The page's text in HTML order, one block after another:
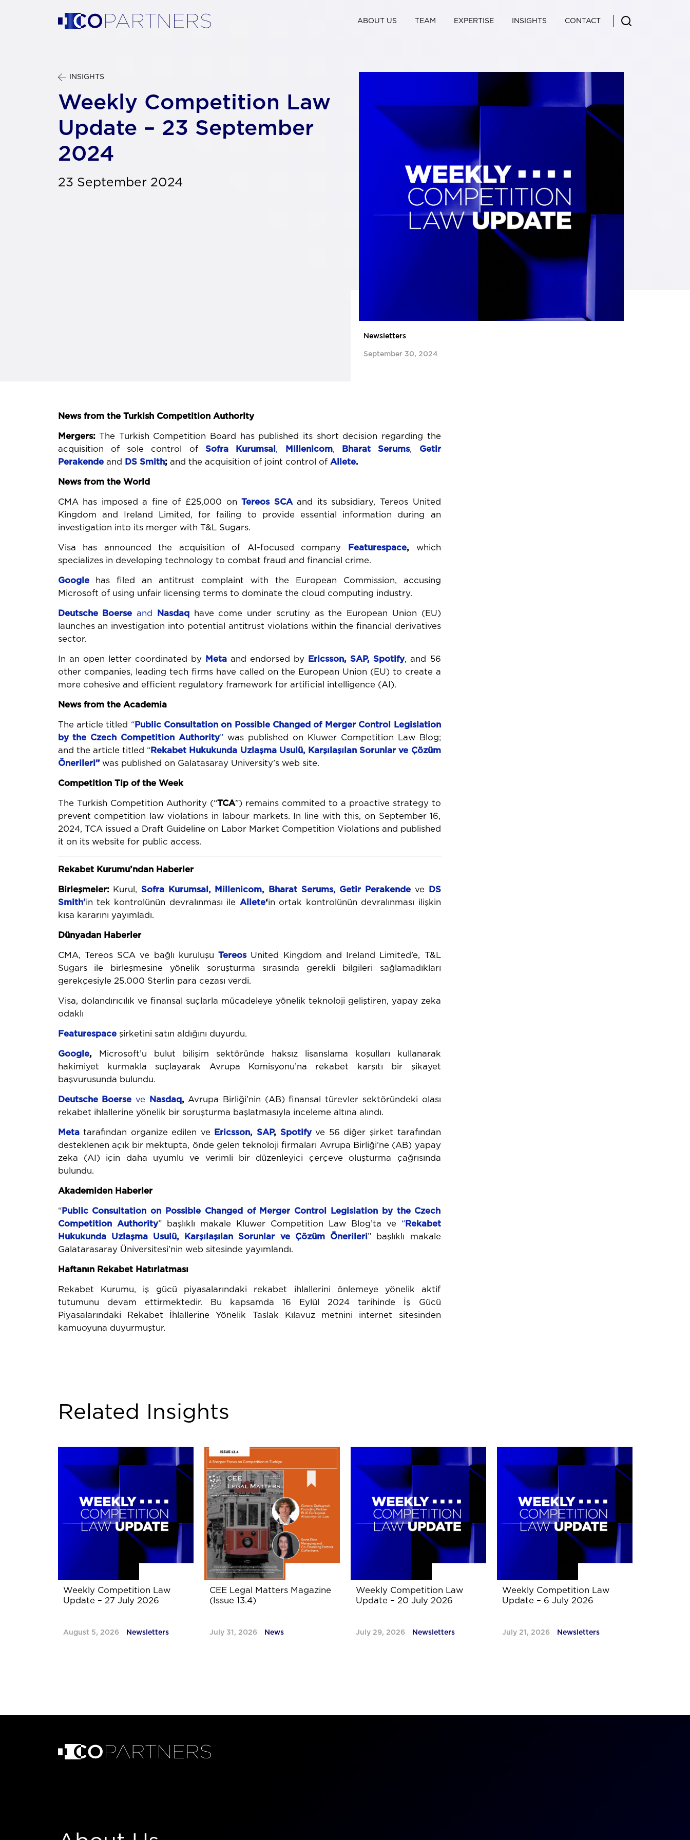
ABOUT US TEAM EXPERTISE INSIGHTS CONTACT
INSIGHTS
Weekly Competition Law
Update – 23 September
2024
23 September 2024
Newsletters
September 30, 2024
News from the Turkish Competition Authority
Mergers: The Turkish Competition Board has published its short decision regarding the
acquisition of sole control of Sofra Kurumsal , Millenicom, Bharat Serums,
Getir
Perakendeand DS Smith; and the acquisition of joint control of Allete.
News from the World
CMA has imposed a fine of £25,000 onTereos SCAand its subsidiary, Tereos United
Kingdom and Ireland Limited, for failing to provide essential information during an
investigation into its merger with T&L Sugars.
Visa has announced the acquisition of AI-focused company Featurespace, which
specializes in developing technology to combat fraud and financial crime.
Googlehas filed an antitrust complaint with the European Commission, accusing
Microsoft of using unfair licensing terms to dominate the cloud computing industry.
Deutsche Boerse and Nasdaqhave come under scrutiny as the European Union (EU)
launches an investigation into potential antitrust violations within the financial derivatives
sector.
In an open letter coordinated by Metaand endorsed by Ericsson, SAP, Spotify, and 56
other companies, leading tech firms have called on the European Union (EU) to create a
more cohesive and efficient regulatory framework for artificial intelligence (AI).
News from the Academia
The article titled “ Public Consultation on Possible Changed of Merger Control
Legislation
by the Czech Competition Authority” was published on Kluwer Competition Law Blog;
and the article titled “ Rekabet Hukukunda Uzlaşma Usulü, Karşılaşılan Sorunlar ve Çözüm
Önerileri”was published on Galatasaray University’s web site.
Competition Tip of the Week
The Turkish Competition Authority (“TCA”) remains commited to a proactive strategy to
prevent competition law violations in labour markets. In line with this, on September 16,
2024, TCA issued a Draft Guideline on Labor Market Competition Violations and published
it on its website for public access.
Rekabet Kurumu’ndan Haberler
Birleşmeler: Kurul, Sofra Kurumsal , Millenicom, Bharat Serums, Getir Perakende ve
DS
Smith’in tek kontrolünün devralınması ile Allete‘in ortak kontrolünün devralınması ilişkin
kısa kararını yayımladı.
Dünyadan Haberler
CMA, Tereos SCA ve bağlı kuruluşu TereosUnited Kingdom and Ireland Limited’e, T&L
Sugars ile birleşmesine yönelik soruşturma sırasında gerekli bilgileri sağlamadıkları
gerekçesiyle 25.000 Sterlin para cezası verdi.
Visa, dolandırıcılık ve finansal suçlarla mücadeleye yönelik teknoloji geliştiren, yapay zeka
odaklı
Featurespaceşirketini satın aldığını duyurdu.
Google,
Microsoft’u bulut bilişim sektöründe haksız lisanslama koşulları kullanarak
hakimiyet kurmakla suçlayarak Avrupa Komisyonu’na rekabet karşıtı bir şikayet
başvurusunda bulundu.
Deutsche Boerse ve Nasdaq, Avrupa Birliği’nin (AB) finansal türevler sektöründeki olası
rekabet ihlallerine yönelik bir soruşturma başlatmasıyla inceleme altına alındı.
Metatarafından organize edilen ve Ericsson, SAP, Spotifyve 56 diğer şirket tarafından
desteklenen açık bir mektupta, önde gelen teknoloji firmaları Avrupa Birliği’ne (AB) yapay
zeka (AI) için daha uyumlu ve verimli bir düzenleyici çerçeve oluşturma çağrısında
bulundu.
Akademiden Haberler
“ Public Consultation on Possible Changed of Merger Control Legislation by the Czech
Competition
Authority” başlıklı makale Kluwer Competition Law Blog’ta ve “ Rekabet
Hukukunda Uzlaşma Usulü,
Karşılaşılan Sorunlar ve Çözüm Önerileri” başlıklı makale
Galatarasaray Üniversitesi’nin web sitesinde yayımlandı.
Haftanın Rekabet Hatırlatması
Rekabet Kurumu, iş gücü piyasalarındaki rekabet ihlallerini önlemeye yönelik aktif
tutumunu devam ettirmektedir. Bu kapsamda 16 Eylül 2024 tarihinde İş Gücü
Piyasalarındaki Rekabet İhlallerine Yönelik Taslak Kılavuz metnini internet sitesinden
kamuoyuna duyurmuştur.
Related Insights
Weekly Competition Law
Update – 27 July 2026
August 5, 2026 Newsletters
CEE Legal Matters Magazine
(Issue 13.4)
July 31, 2026 News
Weekly Competition Law
Update – 20 July 2026
July 29, 2026 Newsletters
Weekly Competition Law
Update – 6 July 2026
July 21, 2026 Newsletters